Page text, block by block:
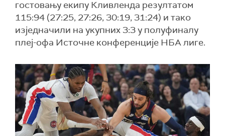
гостовању екипу Кливленда резултатом
115:94 (27:25, 27:26, 30:19, 31:24) и тако
изједначили на укупних 3:3 у полуфиналу
плеј-офа Источне конференције НБА лиге.